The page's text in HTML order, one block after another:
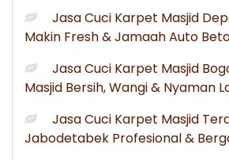
Jasa Cuci Karpet Masjid
Makin Fresh & Jamaah Auto
Jasa Cuci Karpet Masjid
Masjid Bersih, Wangi & Nyaman
Jasa Cuci Karpet Masjid
Jabodetabek Profesional &